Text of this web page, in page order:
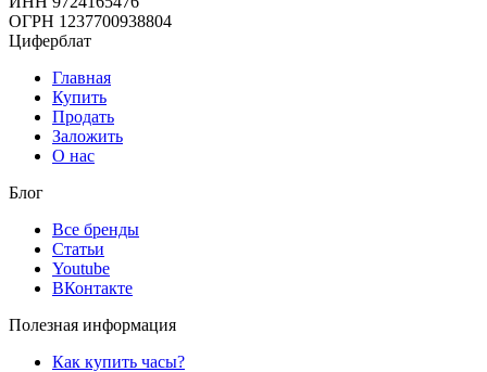
ОГРН 1237700938804
Циферблат
Главная
Купить
Продать
Заложить
О нас
Блог
Все бренды
Статьи
Youtube
ВКонтакте
Полезная информация
Как купить часы?